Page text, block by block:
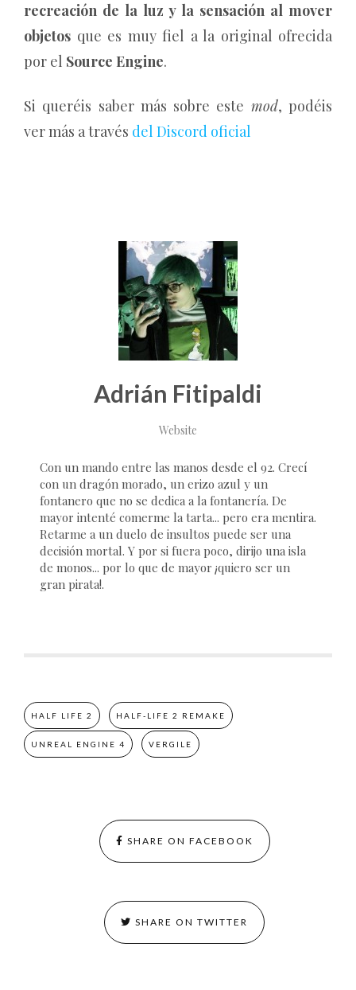
recreación de la luz y la sensación al mover
objetos que es muy fiel a la original ofrecida
por el Source Engine.
Si queréis saber más sobre este mod, podéis
ver más a través del Discord oficial
Adrián Fitipaldi
Website
Con un mando entre las manos desde el 92. Crecí
con un dragón morado, un erizo azul y un
fontanero que no se dedica a la fontanería. De
mayor intenté comerme la tarta... pero era mentira.
Retarme a un duelo de insultos puede ser una
decisión mortal. Y por si fuera poco, dirijo una isla
de monos... por lo que de mayor ¡quiero ser un
gran pirata!.
HALF LIFE 2 HALF-LIFE 2 REMAKE
UNREAL ENGINE 4 VERGILE
SHARE ON FACEBOOK
SHARE ON TWITTER